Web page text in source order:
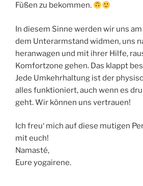
Füßen zu bekommen.
In diesem Sinne werden wir uns
dem Unterarmstand widmen, uns
heranwagen und mit ihrer Hilfe,
Komfortzone gehen. Das klappt
Jede Umkehrhaltung ist der
alles funktioniert, auch wenn es
geht. Wir können uns vertrauen!
Ich freu‘ mich auf diese mutigen
mit euch!
Namasté,
Eure yogairene.